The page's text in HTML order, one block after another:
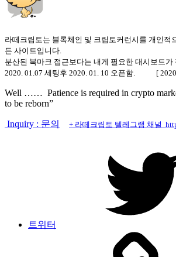
라떼크립토는 블록체인 및 크립토커런시를 개인적
든 사이트입니다.
분산된 북마크 접근보다는 내게 필요한 대시보드가
2020. 01.07 세팅후 2020. 01. 10 오픈함. [
Well …… Patience is required in crypto
to be reborn”
Inquiry : 문의 + 라떼크립토 텔레그램 채널
트위터